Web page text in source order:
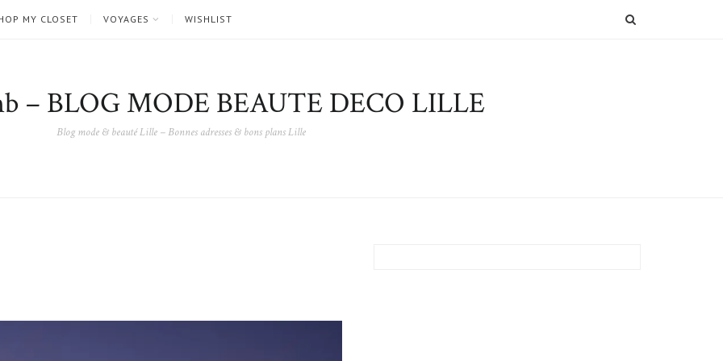
MY CLOSET VOYAGES WISHLIST
– BLOG MODE BEAUTE DECO LILLE
Blog mode & beauté Lille – Bonnes adresses & bons plans Lille